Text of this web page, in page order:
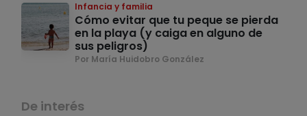
Infancia y familia
Cómo evitar que tu peque se pierda
en la playa (y caiga en alguno de
sus peligros)
Por María Huidobro González
De interés